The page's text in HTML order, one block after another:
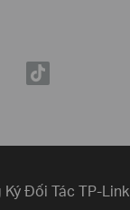
Đối Tác TP-Link